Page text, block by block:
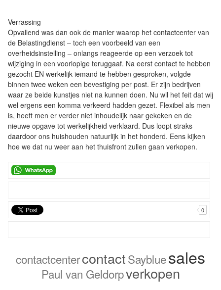
Verrassing
Opvallend was dan ook de manier waarop het contactcenter van
de Belastingdienst – toch een voorbeeld van een
overheidsinstelling – onlangs reageerde op een verzoek tot
wijziging in een voorlopige teruggaaf. Na eerst contact te hebben
gezocht EN werkelijk iemand te hebben gesproken, volgde
binnen twee weken een bevestiging per post. Er zijn bedrijven
waar ze beide kunstjes niet na kunnen doen. Nu wil het feit dat wij
wel ergens een komma verkeerd hadden gezet. Flexibel als men
is, heeft men er verder niet inhoudelijk naar gekeken en de
nieuwe opgave tot werkelijkheid verklaard. Dus loopt straks
daardoor ons huishouden natuurlijk in het honderd. Eens kijken
hoe we dat nu weer aan het thuisfront zullen gaan verkopen.
0
contactcentercontactSaybluesales
Paul van Geldorpverkopen